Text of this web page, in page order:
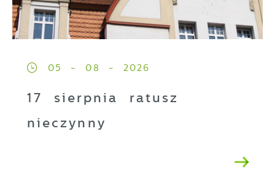
05 - 08 - 2026
17 sierpnia ratusz
nieczynny